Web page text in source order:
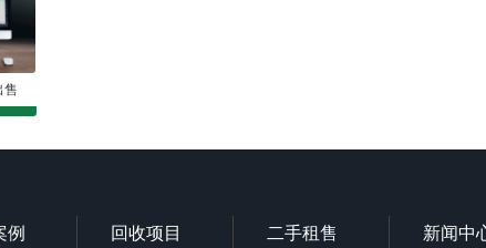
售
例 回收项目 二手租售 新闻中